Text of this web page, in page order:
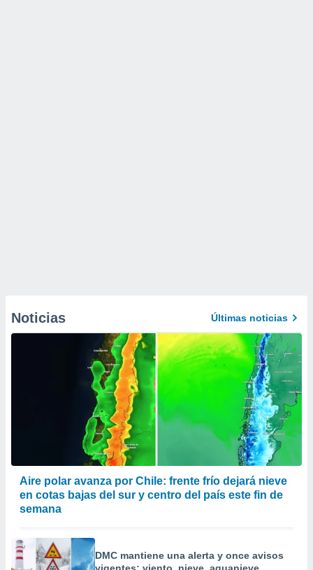
Noticias Últimas noticias
Aire polar avanza por Chile: frente frío dejará nieve
en cotas bajas del sur y centro del país este fin de
semana
DMC mantiene una alerta y once avisos